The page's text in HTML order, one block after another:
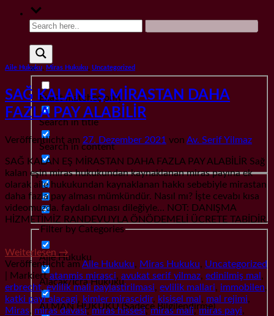
Exact matches only
Search in title
Search in content
Filter by Categories
Aile Hukuku
Alacak/İcra Hukuku
ALMAN HUKUKU (Sadece Bilgilendirme)
Aile Hukuku Miras Hukuku Uncategorized
SAĞ KALAN EŞ MİRASTAN DAHA
FAZLA PAY ALABİLİR
Veröffentlicht am 27. Dezember 2021 von Av. Serif Yilmaz
SAĞ KALAN EŞ MİRASTAN DAHA FAZLA PAY ALABİLİR Sağ
kalan eşin miras hukukundan kaynaklanan miras payına ek
olarak aile hukukundan kaynaklanan hakkı sebebiyle mirastan
daha fazla pay alması mümkündür. Nasıl mı? İşte cevabı kısa
videomuzda. faydalı olması dileğiyle… NOT: DANIŞMA
HİZMETİMİZ RANDEVUYLA ÖNÖDEMELİ ÜCRETE TABİDİR.
Weiterlesen →
Veröffentlicht am Aile Hukuku, Miras Hukuku, Uncategorized
Markiertatanmis mirasci, avukat serif yilmaz, edinilmiş mal ,
erbrecht,evlilik mali paylastirilmasi, evlilik mallari, immobilen,
katki payi alacagi, kimler mirascidir, kisisel mal , mal rejimi,
Miras, miras davasi,miras hissesi,miras mali,miras payi,